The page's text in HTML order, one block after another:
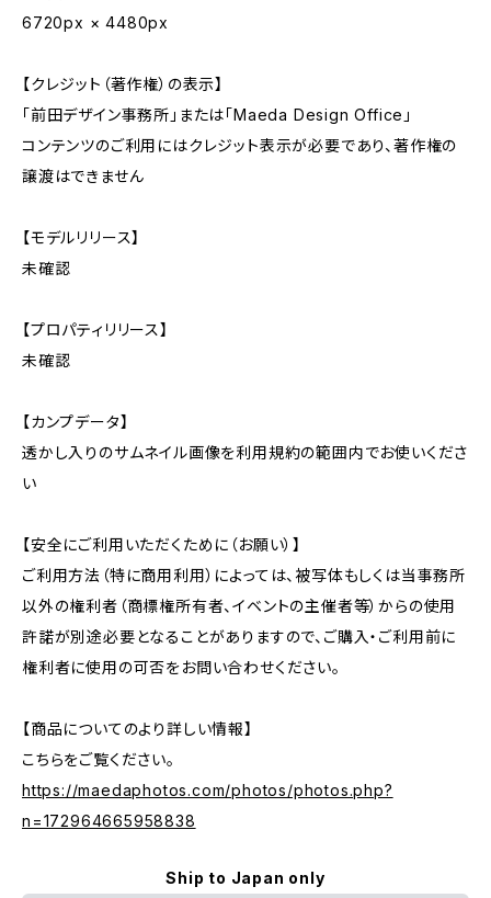
6720px × 4480px
【クレジット（著作権）の表示】
「前田デザイン事務所」または「Maeda Design Office」
コンテンツのご利用にはクレジット表示が必要であり、著作権の
譲渡はできません
【モデルリリース】
未確認
【プロパティリリース】
未確認
【カンプデータ】
透かし入りのサムネイル画像を利用規約の範囲内でお使いくださ
い
【安全にご利用いただくために（お願い）】
ご利用方法（特に商用利用）によっては、被写体もしくは当事務所
以外の権利者（商標権所有者、イベントの主催者等）からの使用
許諾が別途必要となることがありますので、ご購入・ご利用前に
権利者に使用の可否をお問い合わせください。
【商品についてのより詳しい情報】
こちらをご覧ください。
https://maedaphotos.com/photos/photos.php?
n=172964665958838
Ship to Japan only